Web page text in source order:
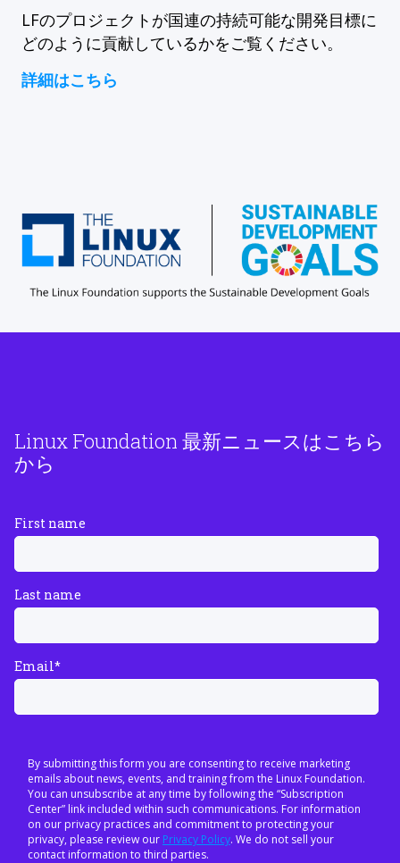
LFのプロジェクトが国連の持続可能な開発目標に
どのように貢献しているかをご覧ください。
詳細はこちら
Linux Foundation 最新ニュースはこちら
から
First name
Last name
Email*
By submitting this form you are consenting to receive marketing
emails about news, events, and training from the Linux Foundation.
You can unsubscribe at any time by following the “Subscription
Center” link included within such communications. For information
on our privacy practices and commitment to protecting your
privacy, please review our Privacy Policy. We do not sell your
contact information to third parties.